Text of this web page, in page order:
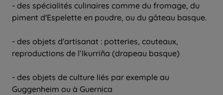
- des spécialités culinaires comme du fromage, du
piment d'Espelette en poudre, ou du gâteau basque.
- des objets d'artisanat : potteries, couteaux,
reproductions de l’Ikurriña (drapeau basque)
- des objets de culture liés par exemple au
Guggenheim ou à Guernica